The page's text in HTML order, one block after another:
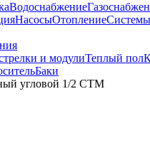
Водоснабжение
НасосыОтоплениеСистемы
и модулиТеплый пол
Баки
угловой 1/2 СТМ